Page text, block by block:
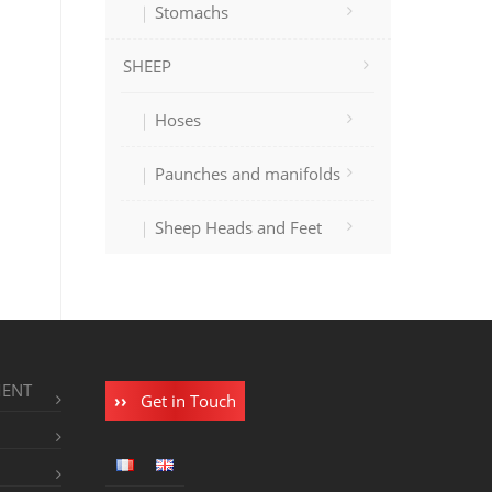
Stomachs
SHEEP
Hoses
Paunches and manifolds
Sheep Heads and Feet
Get in Touch